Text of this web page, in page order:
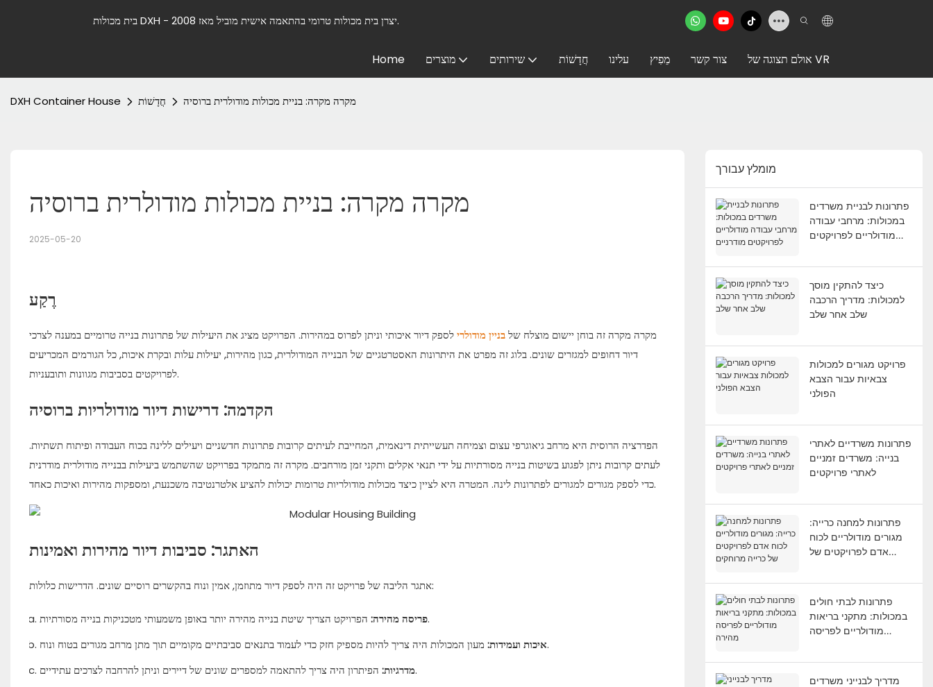
בית מכולות DXH - יצרן בית מכולות טרומי בהתאמה אישית מוביל מאז 2008.
Home מוצרים שירותים חֲדָשׁוֹת עלינו מֵפִיץ צור קשר אולם תצוגה של VR
DXH Container House חֲדָשׁוֹת מקרה מקרה: בניית מכולות מודולרית ברוסיה
מקרה מקרה: בניית מכולות מודולרית ברוסיה
2025-05-20
רֶקַע
מקרה מקרה זה בוחן יישום מוצלח שלבניין מודולרילספק דיור איכותי וניתן לפרוס במהירות. הפרויקט מציג את היעילות של פתרונות בנייה טרומיים במענה לצרכי
דיור דחופים למגזרים שונים. בלוג זה מפרט את היתרונות האסטרטגיים של הבנייה המודולרית, כגון מהירות, יעילות עלות ובקרת איכות, כל הגורמים המכריעים
לפרויקטים בסביבות מגוונות ותובעניות.
הקדמה: דרישות דיור מודולריות ברוסיה
הפדרציה הרוסית היא מרחב גיאוגרפי עצום וצמיחה תעשייתית דינאמית, המחייבת לעיתים קרובות פתרונות חדשניים ויעילים ללינה בכוח העבודה ופיתוח תשתיות.
לעתים קרובות ניתן לפגוע בשיטות בנייה מסורתיות על ידי תנאי אקלים ותקני זמן מורחבים. מקרה זה מתמקד בפרויקט שהשתמש ביעילות בבנייה מודולרית מודרנית
כדי לספק מגורים למגורים לפתרונות לינה. המטרה היא לציין כיצד מכולות מודולריות טרומות יכולות להציע אלטרנטיבה משכנעת, ומספקות מהירות ואיכות כאחד.
האתגר: סביבות דיור מהירות ואמינות
אתגר הליבה של פרויקט זה היה לספק דיור מתוזמן, אמין ונוח בהקשרים רוסיים שונים. הדרישות כלולות:
פריסה מהירה:הפרויקט הצריך שיטת בנייה מהירה יותר באופן משמעותי מטכניקות בנייה מסורתיות.
איכות ועמידות:מעון המכולות היה צריך להיות מספיק חזק כדי לעמוד בתנאים סביבתיים מקומיים תוך מתן מרחב מגורים בטוח ונוח.
מדרגיות:הפיתרון היה צריך להתאמה למספרים שונים של דיירים וניתן להרחבה לצרכים עתידיים.
מומלץ עבורך
פתרונות לבניית משרדים
במכולות: מרחבי עבודה
מודולריים לפרויקטים
כיצד להתקין מוסך
למכולות: מדריך הרכבה
שלב אחר שלב
פרויקט מגורים למכולות
צבאיות עבור הצבא
הפולני
פתרונות משרדיים לאתרי
בנייה: משרדים זמניים
לאתרי פרויקטים
פתרונות למחנה כרייה:
מגורים מודולריים לכוח
אדם לפרויקטים של
פתרונות לבתי חולים
במכולות: מתקני בריאות
מודולריים לפריסה
מדריך לבנייני משרדים